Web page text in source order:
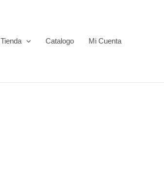
Tienda Catalogo Mi Cuenta